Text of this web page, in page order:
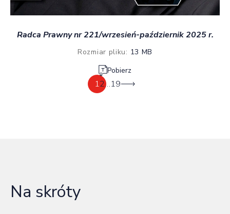
Radca Prawny nr 221/wrzesień-październik 2025 r.
Rozmiar pliku: 13 MB
Pobierz
12…19 Następna strona
Na skróty